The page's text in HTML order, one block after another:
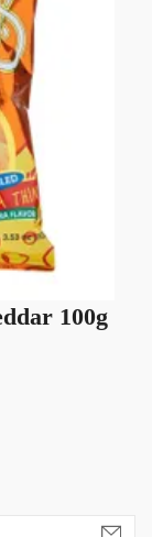
100g